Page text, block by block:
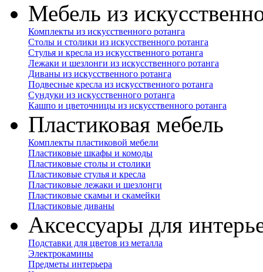
Мебель из
Комплекты из искусственного ротанга
Столы и столики из искусственного ротанга
Стулья и кресла из искусственного ротанга
Лежаки и шезлонги из искусственного ротанга
Диваны из искусственного ротанга
Подвесные кресла из искусственного ротанга
Сундуки из искусственного ротанга
Кашпо и цветочницы из искусственного ротанга
Пластиковая мебель
Комплекты пластиковой мебели
Пластиковые шкафы и комоды
Пластиковые столы и столики
Пластиковые стулья и кресла
Пластиковые лежаки и шезлонги
Пластиковые скамьи и скамейки
Пластиковые диваны
Аксессуары для
Подставки для цветов из металла
Электрокамины
Предметы интерьера